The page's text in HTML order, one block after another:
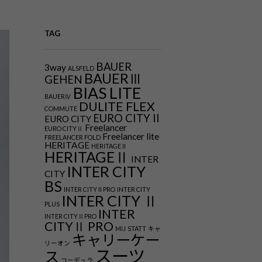
TAG
3way ALSFELD BAUER
GEHEN BAUERⅢ
BAUERⅣ BIAS LITE
COMMUTE DULITE FLEX
EURO CITY EURO CITY II
EURO CITYⅡ Freelancer
FREELANCER FOLD Freelancer lite
HERITAGE HERITAGE II
HERITAGEⅡ
INTER
CITY INTER CITY
BS INTER CITY II PRO INTER CITY
PLUS INTER CITY Ⅱ
INTER CITYⅡPRO INTER
CITYⅡ PRO MIJ STATT キャ
リーオン キャリーケー
ス コーデュラ スーツ